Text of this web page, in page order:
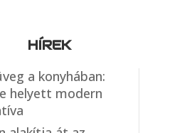
HÍREK
a konyhában:
helyett modern